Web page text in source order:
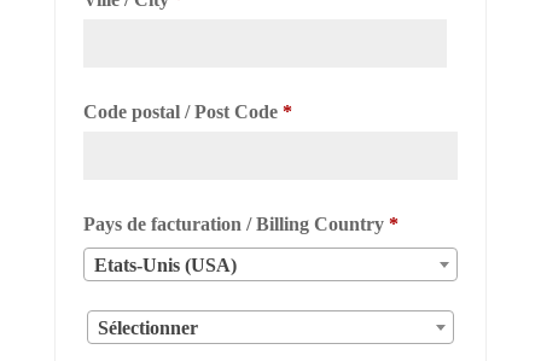
Code postal / Post Code *
Pays de facturation / Billing Country *
Etats-Unis (USA)
Sélectionner